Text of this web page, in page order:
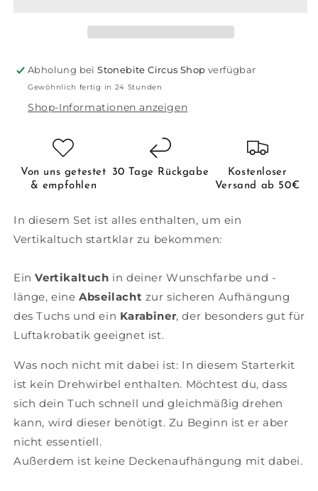
Start
Start
Abholung beiStonebite Circus Shop verfügbar
Gewöhnlich fertig in 24 Stunden
Shop-Informationen anzeigen
Von uns getestet
& empfohlen
30 Tage Rückgabe
Kostenloser
Versand ab 50€
In diesem Set ist alles enthalten, um ein
Vertikaltuch startklar zu bekommen:
EinVertikaltuch in deiner Wunschfarbe und -
länge, eineAbseilacht zur sicheren Aufhängung
des Tuchs und ein Karabiner, der besonders gut für
Luftakrobatik geeignet ist.
Was noch nicht mit dabei ist: In diesem Starterkit
ist kein Drehwirbel enthalten. Möchtest du, dass
sich dein Tuch schnell und gleichmäßig drehen
kann, wird dieser benötigt. Zu Beginn ist er aber
nicht essentiell.
Außerdem ist keine Deckenaufhängung mit dabei.